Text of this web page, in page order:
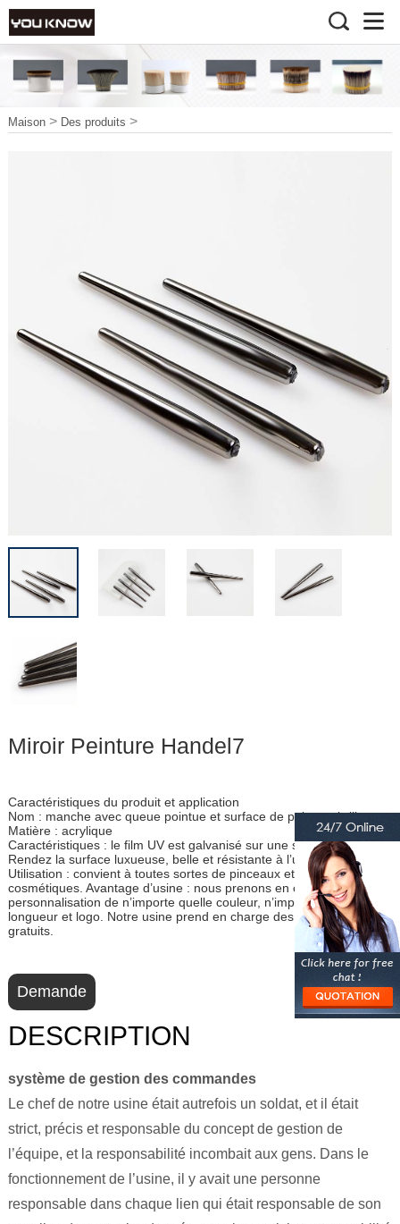
Maison > Des produits >
Miroir Peinture Handel7
Caractéristiques du produit et application
Nom : manche avec queue pointue et surface de peinture brillante.
Matière : acrylique
Caractéristiques : le film UV est galvanisé sur une surface acrylique.
Rendez la surface luxueuse, belle et résistante à l’usure.
Utilisation : convient à toutes sortes de pinceaux et pinceaux
cosmétiques. Avantage d’usine : nous prenons en charge la
personnalisation de n’importe quelle couleur, n’importe quelle
longueur et logo. Notre usine prend en charge des échantillons
gratuits.
Demande
DESCRIPTION
système de gestion des commandes
Le chef de notre usine était autrefois un soldat, et il était
strict, précis et responsable du concept de gestion de
l’équipe, et la responsabilité incombait aux gens. Dans le
fonctionnement de l’usine, il y avait une personne
responsable dans chaque lien qui était responsable de son